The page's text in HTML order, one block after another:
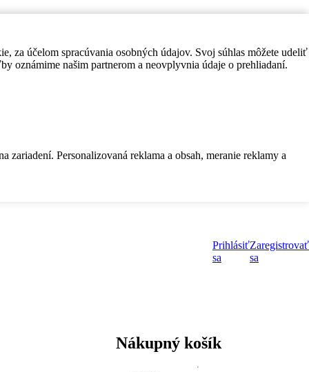
za účelom spracúvania osobných údajov. Svoj súhlas môžete udeliť
oznámime našim partnerom a neovplyvnia údaje o prehliadaní.
Personalizovaná reklama a obsah, meranie reklamy a
Prihlásiť
sa
Zaregistrovať
sa
Nákupný košík